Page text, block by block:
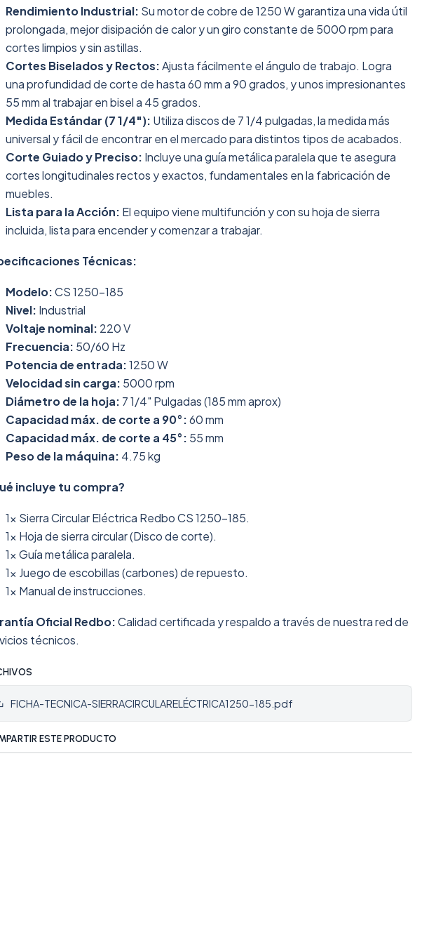
Rendimiento Industrial: Su motor de cobre de 1250 W garantiza una vida útil
prolongada, mejor disipación de calor y un giro constante de 5000 rpm para
cortes limpios y sin astillas.
Cortes Biselados y Rectos:Ajusta fácilmente el ángulo de trabajo. Logra
una profundidad de corte de hasta 60 mm a 90 grados, y unos impresionantes
55 mm al trabajar en bisel a 45 grados.
Medida Estándar (7 1/4"): Utiliza discos de 7 1/4 pulgadas, la medida más
universal y fácil de encontrar en el mercado para distintos tipos de acabados.
Corte Guiado y Preciso: Incluye una guía metálica paralela que te asegura
cortes longitudinales rectos y exactos, fundamentales en la fabricación de
muebles.
Lista para la Acción: El equipo viene multifunción y con su hoja de sierra
incluida, lista para encender y comenzar a trabajar.
Técnicas:
Modelo:CS 1250-185
Nivel: Industrial
Voltaje nominal: 220 V
Frecuencia: 50/60 Hz
Potencia de entrada:1250 W
Velocidad sin carga: 5000 rpm
Diámetro de la hoja: 7 1/4" Pulgadas (185 mm aprox)
Capacidad máx. de corte a 90°:60 mm
Capacidad máx. de corte a 45°: 55 mm
Peso de la máquina: 4.75 kg
incluye tu compra?
1x Sierra Circular Eléctrica Redbo CS 1250-185.
1x Hoja de sierra circular (Disco de corte).
1x Guía metálica paralela.
1x Juego de escobillas (carbones) de repuesto.
1x Manual de instrucciones.
Oficial Redbo:Calidad certificada y respaldo a través de nuestra red de
técnicos.
FICHA-TECNICA-SIERRACIRCULARELÉCTRICA1250-185.pdf
ESTE PRODUCTO